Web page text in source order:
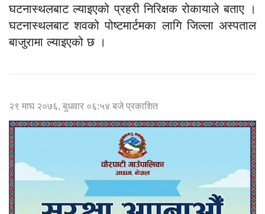
घटनास्थलबाट ल्याइएको प्रहरी निरिक्षक रोकायाले बताए ।
घटनास्थलबाट शवको पोष्टमार्टमका लागि जिल्ला अस्पताल
बाजुरामा ल्याइएको छ ।
२९ माघ २०७६, बुधवार ०६:५४ बजे प्रकाशित